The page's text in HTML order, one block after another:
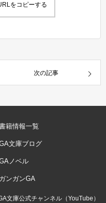
をコピーする
次の記事
籍情報一覧
文庫ブログ
ノベル
ガンガンGA
文庫公式チャンネル（YouTube）